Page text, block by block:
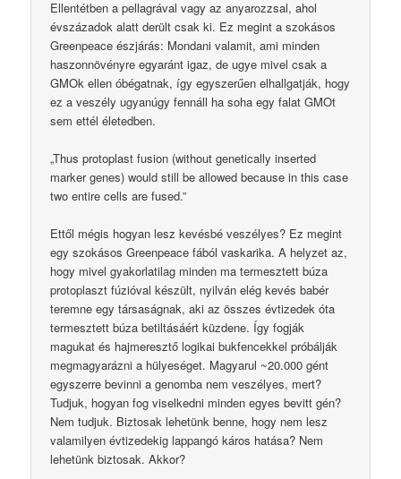
Ellentétben a pellagrával vagy az anyarozzsal, ahol
évszázadok alatt derült csak ki. Ez megint a szokásos
Greenpeace észjárás: Mondani valamit, ami minden
haszonnövényre egyaránt igaz, de ugye mivel csak a
GMOk ellen óbégatnak, így egyszerűen elhallgatják, hogy
ez a veszély ugyanúgy fennáll ha soha egy falat GMOt
sem ettél életedben.
„Thus protoplast fusion (without genetically inserted
marker genes) would still be allowed because in this case
two entire cells are fused.”
Ettől mégis hogyan lesz kevésbé veszélyes? Ez megint
egy szokásos Greenpeace fából vaskarika. A helyzet az,
hogy mivel gyakorlatilag minden ma termesztett búza
protoplaszt fúzióval készült, nyilván elég kevés babér
teremne egy társaságnak, aki az összes évtizedek óta
termesztett búza betiltásáért küzdene. Így fogják
magukat és hajmeresztő logikai bukfencekkel próbálják
megmagyarázni a hülyeséget. Magyarul ~20.000 gént
egyszerre bevinni a genomba nem veszélyes, mert?
Tudjuk, hogyan fog viselkedni minden egyes bevitt gén?
Nem tudjuk. Biztosak lehetünk benne, hogy nem lesz
valamilyen évtizedekig lappangó káros hatása? Nem
lehetünk biztosak. Akkor?